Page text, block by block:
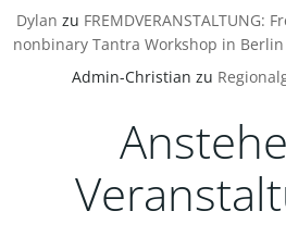
Dylan zu FREMDVERANSTALTUNG:
nonbinary Tantra Workshop in
Admin-Christian zu